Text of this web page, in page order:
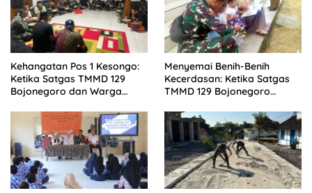
Kehangatan Pos 1 Kesongo:
Ketika Satgas TMMD 129
Bojonegoro dan Warga
Menyemai Benih-Benih
Kecerdasan: Ketika Satgas
TMMD 129 Bojonegoro
Anak-Anak Kesongo